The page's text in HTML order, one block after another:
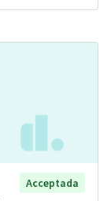
Acceptada